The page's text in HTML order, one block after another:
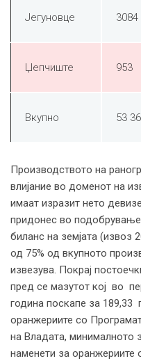
Јегуновце 3084
Џепчиште 953
Вкупно 53
Производството на
влијание во доменот на
имаат изразит нето
придонес во подобрување
биланс на земјата (извоз
од 75% од вкупното
извезува. Покрај
пред се мазутот кој во
година поскапе за
оранжериите со
на Владата, минималното
наменети за оранжериите